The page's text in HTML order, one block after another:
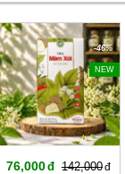
-46%
NEW
76,000
142,000